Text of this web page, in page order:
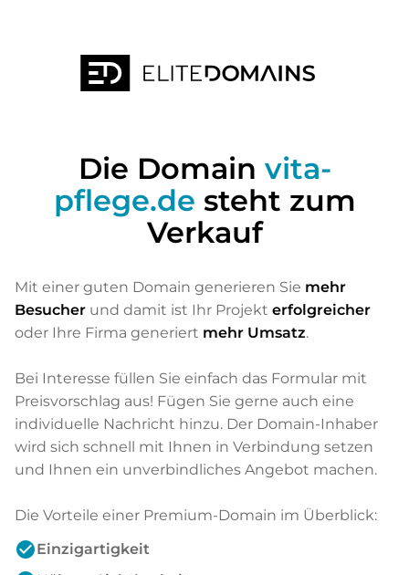
Die Domain vita-
pflege.de steht zum
Verkauf
Mit einer guten Domain generieren Sie mehr
Besucher und damit ist Ihr Projekt erfolgreicher
oder Ihre Firma generiert mehr Umsatz.
Bei Interesse füllen Sie einfach das Formular mit
Preisvorschlag aus! Fügen Sie gerne auch eine
individuelle Nachricht hinzu. Der Domain-Inhaber
wird sich schnell mit Ihnen in Verbindung setzen
und Ihnen ein unverbindliches Angebot machen.
Die Vorteile einer Premium-Domain im Überblick:
check_circleEinzigartigkeit